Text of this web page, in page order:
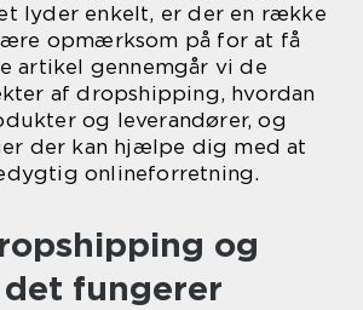
lyder enkelt, er der en række
opmærksom på for at få
artikel gennemgår vi de
af dropshipping, hvordan
og leverandører, og
der kan hjælpe dig med at
onlineforretning.
og
fungerer